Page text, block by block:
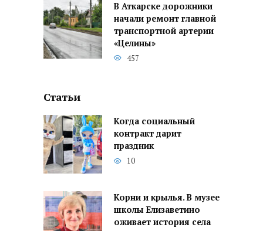
В Аткарске дорожники
начали ремонт главной
транспортной артерии
«Целины»
457
Статьи
Когда социальный
контракт дарит
праздник
10
Корни и крылья. В музее
школы Елизаветино
оживает история села